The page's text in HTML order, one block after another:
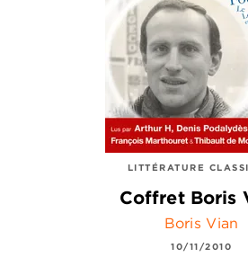
LITTÉRATURE
Coffret Boris
Boris Vian
10/11/2010